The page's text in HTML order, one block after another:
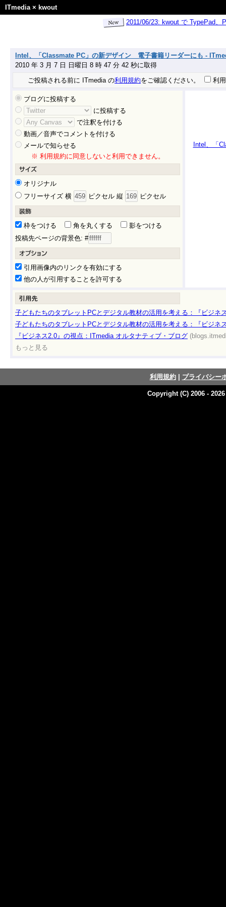
ITmedia× kwout
2011/06/23: kwout で TypePad
Intel、「Classmate PC」の新デザイン 電子書籍リーダーにも -
2010 年 3 月 7 日 日曜日 8 時 47 分 42 秒に取得
ご投稿される前に ITmedia の利用規約をご確認ください。 利
ブログに投稿する
に投稿する
で注釈を付ける
動画／音声でコメントを付ける
メールで知らせる
※ 利用規約に同意しないと利用できません。
オリジナル
フリーサイズ 横
ピクセル 縦 ピクセル
枠をつける 角を丸くする
影をつける
投稿先ページの背景色: #
引用画像内のリンクを有効にする
他の人が引用することを許可する
Intel、「
子どもたちのタブレットPCとデジタル教材の活用を考える：『ビジネ
子どもたちのタブレットPCとデジタル教材の活用を考える：『ビジネ
『ビジネス2.0』の視点：ITmedia オルタナティブ・ブログ
もっと見る
利用規約| プライバシー
Copyright (C) 2006 -